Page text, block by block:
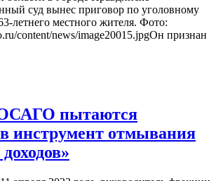
суд вынес приговор по уголовному
летнего местного жителя. Фото:
content/news/image20015.jpgОн признан
пытаются
инструмент отмывания